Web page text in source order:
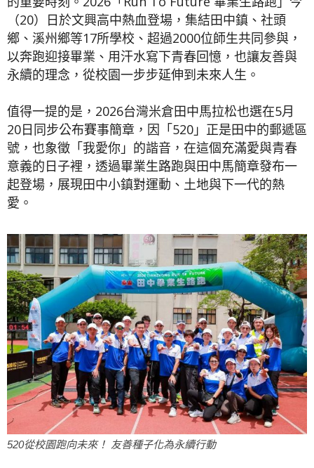
（20）日於文興高中熱血登場，集結田中鎮、社頭
鄉、溪州鄉等17所學校、超過2000位師生共同參與，
以奔跑迎接畢業、用汗水寫下青春回憶，也讓友善與
永續的理念，從校園一步步延伸到未來人生。
值得一提的是，2026台灣米倉田中馬拉松也選在5月
20日同步公布賽事簡章，因「520」正是田中的郵遞區
號，也象徵「我愛你」的諧音，在這個充滿愛與青春
意義的日子裡，透過畢業生路跑與田中馬簡章發布一
起登場，展現田中小鎮對運動、土地與下一代的熱
愛。
520從校園跑向未來！ 友善種子化為永續行動